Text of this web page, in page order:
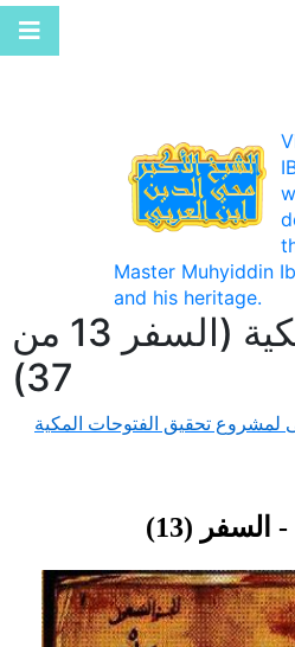
Master Muhyiddin
and his heritage.
الفتوحات المكية (السفر 13 من
37)
لمشروع تحقيق الفتوحات المكية
السفر (13)